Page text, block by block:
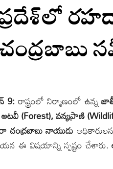
9:రాష్ట్రంలో నిర్మాణంలో ఉన్న
(Forest), వన్యప్రాణి
చంద్రబాబు నాయుడు
ఈ విషయాన్ని స్పష్టం చేశారు.